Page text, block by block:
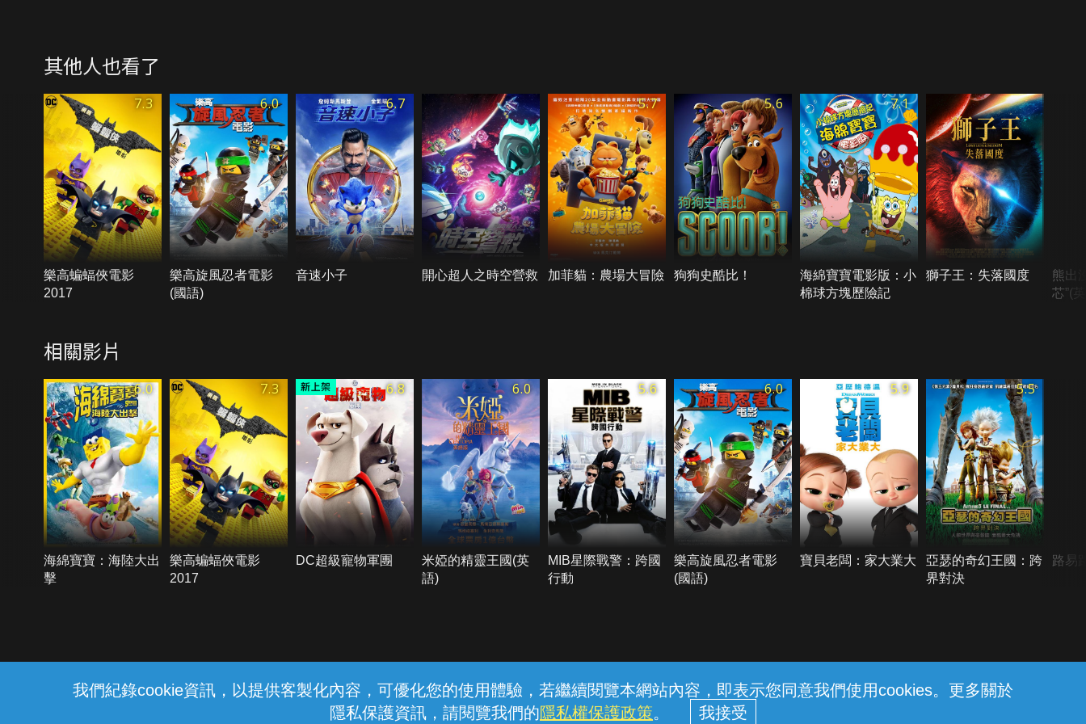
我們紀錄cookie資訊，以提供客製化內容，可優化您的使用體驗，若繼續閱覽本網站內容，即表示您同意我們使用cookies。更多關於
隱私保護資訊，請閱覽我們的隱私權保護政策。
其他人也看了
7.3
樂高蝙蝠俠電影
2017
6.0
樂高旋風忍者電影
(國語)
6.7
音速小子 開心超人之時空營救
5.7
加菲貓：農場大冒險
5.6
狗狗史酷比！
7.1
海綿寶寶電影版：小
棉球方塊歷險記
獅子王：失落國度
熊出
芯”(
相關影片
6.0
海綿寶寶：海陸大出
擊
7.3
樂高蝙蝠俠電影
2017
6.8
DC超級寵物軍團
6.0
米婭的精靈王國(英
語)
5.6
MIB星際戰警：跨國
行動
6.0
樂高旋風忍者電影
(國語)
5.9
寶貝老闆：家大業大
5.5
亞瑟的奇幻王國：跨
界對決
路易
線上客服 服務條款 隱私權保護
中華電信股份有限公司個人家庭分公司 (統一編號：96979949) © 2026